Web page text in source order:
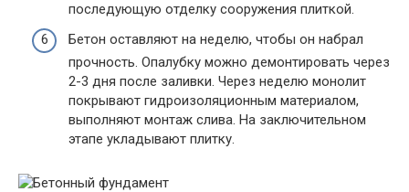
последующую отделку сооружения плиткой.
Бетон оставляют на неделю, чтобы он набрал
прочность. Опалубку можно демонтировать через
2-3 дня после заливки. Через неделю монолит
покрывают гидроизоляционным материалом,
выполняют монтаж слива. На заключительном
этапе укладывают плитку.